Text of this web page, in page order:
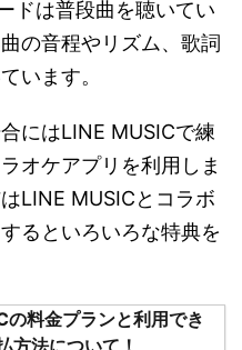
ドは普段曲を聴いてい
の音程やリズム、歌詞
います。
にはLINE MUSICで練
オケアプリを利用しま
LINE MUSICとコラボ
るといろいろな特典を
の料金プランと利用でき
方法について！